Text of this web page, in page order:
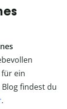
ein
findest du
.